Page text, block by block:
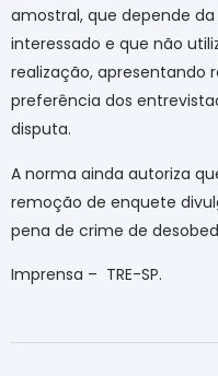
amostral, que depende
interessado e que não
realização, apresentando
preferência dos
disputa.
A norma ainda autoriza
remoção de enquete
pena de crime de
Imprensa – TRE-SP.